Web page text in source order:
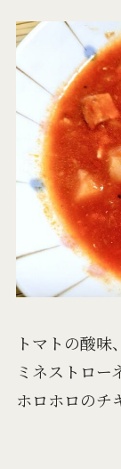
トマトの酸味
ミネストロー
ホロホロのチ